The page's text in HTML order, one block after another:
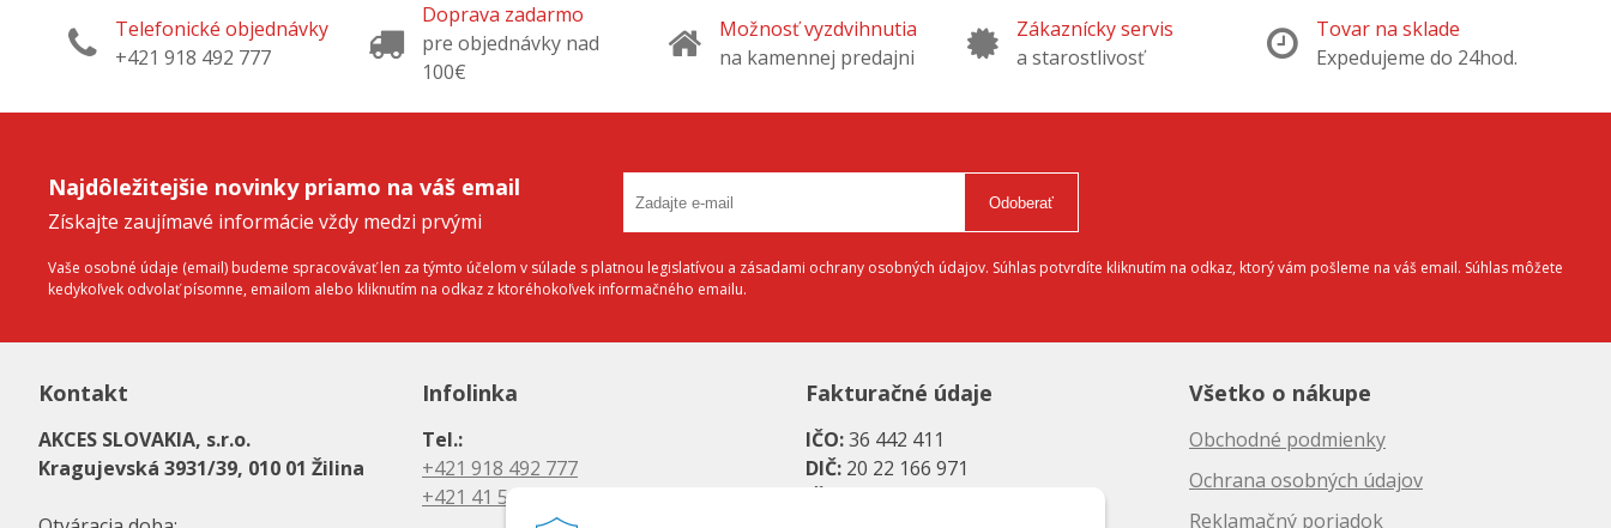
Telefonické objednávky
+421 918 492 777
Doprava zadarmo
pre objednávky nad
100€
Možnosť vyzdvihnutia
na kamennej predajni
Zákaznícky servis
a starostlivosť
Tovar na sklade
Expedujeme do 24hod.
Najdôležitejšie novinky priamo na váš email
Získajte zaujímavé informácie vždy medzi prvými
Odoberať
Vaše osobné údaje (email) budeme spracovávať len za týmto účelom v súlade s platnou legislatívou a zásadami ochrany osobných údajov. Súhlas potvrdíte kliknutím na odkaz, ktorý vám pošleme na váš email. Súhlas môžete
kedykoľvek odvolať písomne, emailom alebo kliknutím na odkaz z ktoréhokoľvek informačného emailu.
Kontakt
AKCES SLOVAKIA, s.r.o.
Kragujevská 3931/39, 010 01 Žilina
Infolinka
Tel.:
+421 918 492 777
+421 41 500 6883
Fakturačné údaje
IČO:36 442 411
DIČ: 20 22 166 971
Všetko o nákupe
Obchodné podmienky
Ochrana osobných údajov
Reklamačný poriadok